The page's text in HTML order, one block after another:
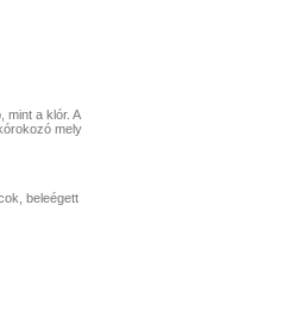
a klór. A
mely
beleégett